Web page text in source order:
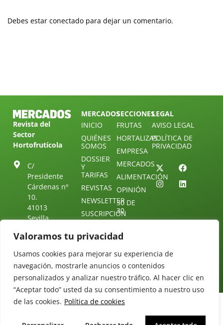
Valoramos tu privacidad
Usamos cookies para mejorar su experiencia de
navegación, mostrarle anuncios o contenidos
personalizados y analizar nuestro tráfico. Al hacer clic en
“Aceptar todo” usted da su consentimiento a nuestro uso
de las cookies. Política de cookies
Debes estar conectado para dejar un comentario.
Revista del
Sector
Hortofrutícola
C/
Presidente
Cárdenas nº
10.
41013
Sevilla.
Tel: (+34) 954
25 88 51
redaccion@revistamercados.com
MERCADOS
INICIO
QUIÉNES
SOMOS
DOSSIER
Y
TARIFAS
REVISTAS
NEWSLETTER
SUSCRIPCIÓN
NUESTRO
TELEGRAM
CONTACTO
SECCIONES
FRUTAS
HORTALIZAS
EMPRESA
MERCADOS
ALIMENTACIÓN
OPINIÓN
30 DE
30
LEGAL
AVISO LEGAL
POLÍTICA DE
PRIVACIDAD